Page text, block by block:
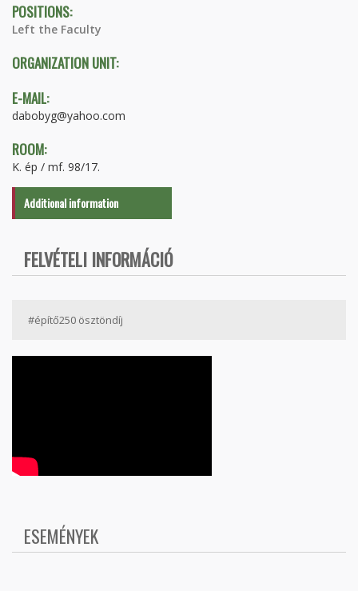
POSITIONS:
Left the Faculty
ORGANIZATION UNIT:
E-MAIL:
dabobyg@yahoo.com
ROOM:
K. ép / mf. 98/17.
Additional information
FELVÉTELI INFORMÁCIÓ
#építő250 ösztöndíj
ESEMÉNYEK